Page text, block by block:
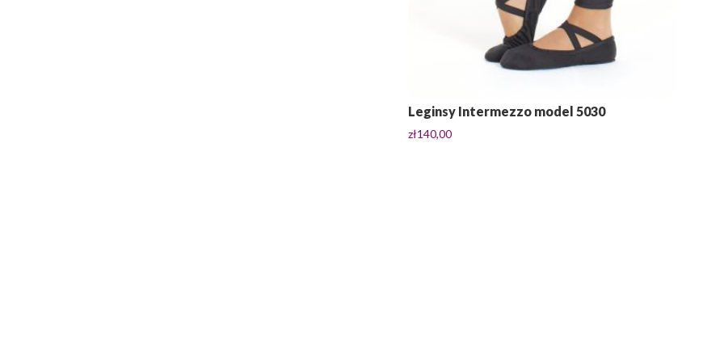
Leginsy Intermezzo model 5030
zł140,00